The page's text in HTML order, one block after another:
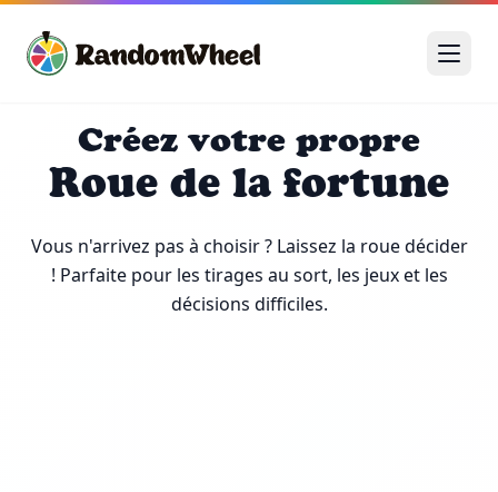
Créez votre propre
Roue de la fortune
Vous n'arrivez pas à choisir ? Laissez la roue décider
! Parfaite pour les tirages au sort, les jeux et les
décisions difficiles.